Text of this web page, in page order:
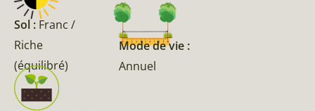
Sol : Franc /
Riche
(équilibré)
Mode de vie :
Annuel